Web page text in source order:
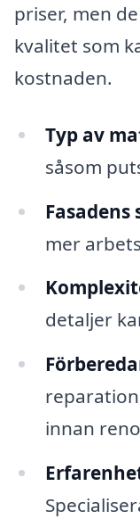
priser, men
kvalitet som
kostnaden.
Typ av
såsom
Fasadens
mer
detaljer
innan